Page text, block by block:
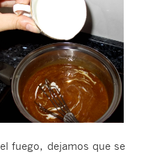
fuego, dejamos que se